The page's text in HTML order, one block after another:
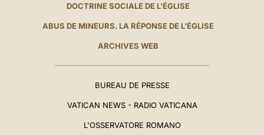
DOCTRINE SOCIALE DE L'ÉGLISE
ABUS DE MINEURS. LA RÉPONSE DE L'ÉGLISE
ARCHIVES WEB
BUREAU DE PRESSE
VATICAN NEWS - RADIO VATICANA
L'OSSERVATORE ROMANO